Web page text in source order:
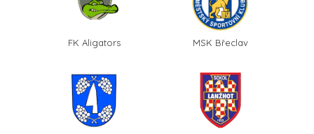
FK Aligators MSK Břeclav